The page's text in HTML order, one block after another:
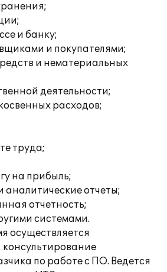
и банку;
и покупателями;
и нематериальных
деятельности;
расходов;
труда;
на прибыль;
аналитические отчеты;
отчетность;
системами.
осуществляется
по работе с ПО. Ведется